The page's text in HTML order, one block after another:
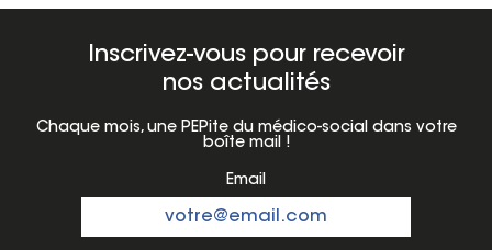
Inscrivez-vous pour recevoir
nos actualités
Chaque mois, une PEPite du médico-social dans votre
boîte mail !
Email